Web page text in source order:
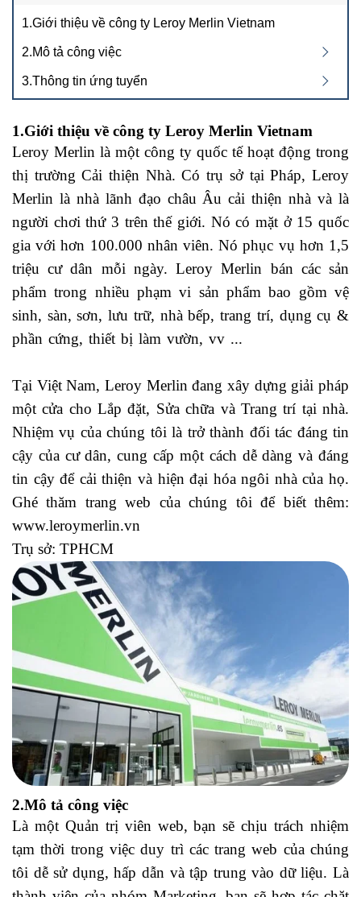
1.Giới thiệu về công ty Leroy Merlin Vietnam
2.Mô tả công việc
3.Thông tin ứng tuyển
1.Giới thiệu về công ty Leroy Merlin Vietnam
Leroy Merlin là một công ty quốc tế hoạt động trong
thị trường Cải thiện Nhà. Có trụ sở tại Pháp, Leroy
Merlin là nhà lãnh đạo châu Âu cải thiện nhà và là
người chơi thứ 3 trên thế giới. Nó có mặt ở 15 quốc
gia với hơn 100.000 nhân viên. Nó phục vụ hơn 1,5
triệu cư dân mỗi ngày. Leroy Merlin bán các sản
phẩm trong nhiều phạm vi sản phẩm bao gồm vệ
sinh, sàn, sơn, lưu trữ, nhà bếp, trang trí, dụng cụ &
phần cứng, thiết bị làm vườn, vv ...
Tại Việt Nam, Leroy Merlin đang xây dựng giải pháp
một cửa cho Lắp đặt, Sửa chữa và Trang trí tại nhà.
Nhiệm vụ của chúng tôi là trở thành đối tác đáng tin
cậy của cư dân, cung cấp một cách dễ dàng và đáng
tin cậy để cải thiện và hiện đại hóa ngôi nhà của họ.
Ghé thăm trang web của chúng tôi để biết thêm:
www.leroymerlin.vn
Trụ sở: TPHCM
2.Mô tả công việc
Là một Quản trị viên web, bạn sẽ chịu trách nhiệm
tạm thời trong việc duy trì các trang web của chúng
tôi dễ sử dụng, hấp dẫn và tập trung vào dữ liệu. Là